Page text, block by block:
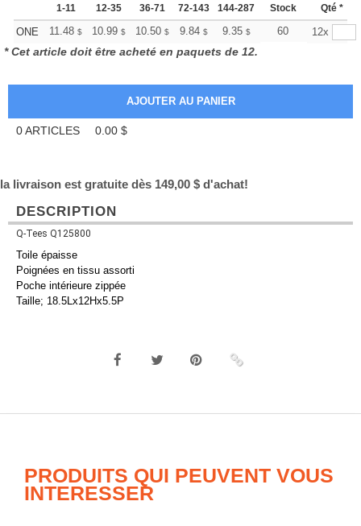
1-11 12-35 36-71 72-143 144-287 288 + Plus
Stock Qté *
ONE 11.48 $ 10.99 $ 10.50 $ 9.84 $ 9.35 $ 9.18 $ +
60 12x
* Cet article doit être acheté en paquets de 12.
0ARTICLES 0.00 $
la livraison est gratuite dès 149,00 $ d'achat!
DESCRIPTION
Q-Tees Q125800
Toile épaisse
Poignées en tissu assorti
Poche intérieure zippée
Taille; 18.5Lx12Hx5.5P
PRODUITS QUI PEUVENT VOUS
INTERESSER